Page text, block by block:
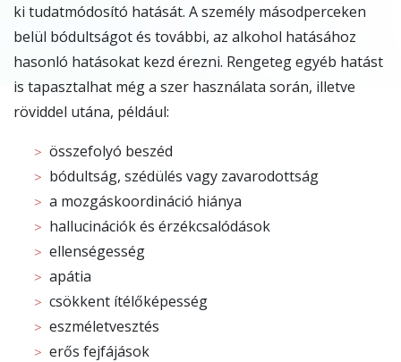
ki tudatmódosító hatását. A személy másodperceken
belül bódultságot és további, az alkohol hatásához
hasonló hatásokat kezd érezni. Rengeteg egyéb hatást
is tapasztalhat még a szer használata során, illetve
röviddel utána, például:
összefolyó beszéd
bódultság, szédülés vagy zavarodottság
a mozgáskoordináció hiánya
hallucinációk és érzékcsalódások
ellenségesség
apátia
csökkent ítélőképesség
eszméletvesztés
erős fejfájások